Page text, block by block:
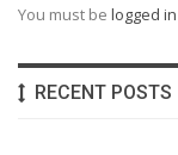
You must be logged in
RECENT POSTS